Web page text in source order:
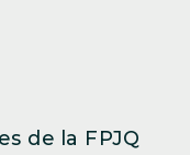
de la FPJQ